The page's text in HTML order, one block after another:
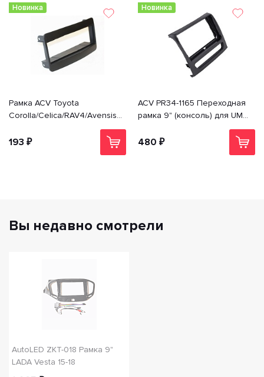
Новинка
Рамка ACV Toyota
Corolla/Celica/RAV4/Avensis (-
193 ₽
Новинка
ACV PR34-1165 Переходная
рамка 9" (консоль) для UMS
Sollers Atlant 2022+; MAZ
(МАЗ) esc; JAC SunRay
480 ₽
Вы недавно смотрели
AutoLED ZKT-018 Рамка 9"
LADA Vesta 15-18